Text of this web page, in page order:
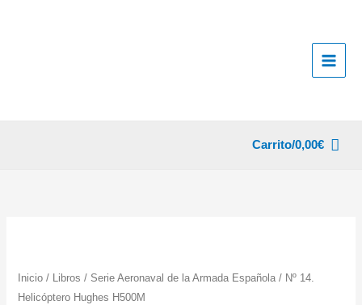
Carrito/0,00€
Inicio / Libros / Serie Aeronaval de la Armada Española / Nº 14.
Helicóptero Hughes H500M